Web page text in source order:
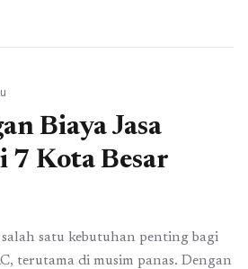
Biaya Jasa
7 Kota Besar
salah satu kebutuhan penting bagi
terutama di musim panas. Dengan